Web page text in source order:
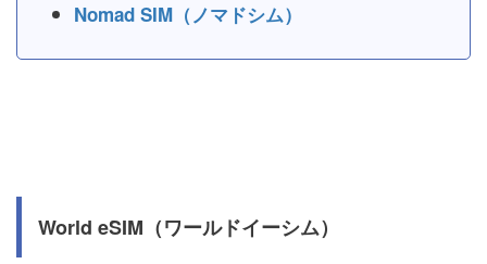
Nomad SIM（ノマドシム）
World eSIM（ワールドイーシム）